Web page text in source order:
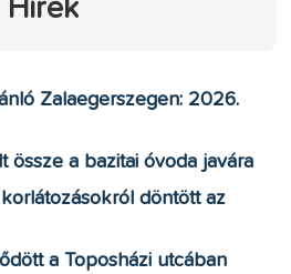
Hírek
Zalaegerszegen: 2026.
össze a bazitai óvoda javára
döntött az
a Toposházi utcában